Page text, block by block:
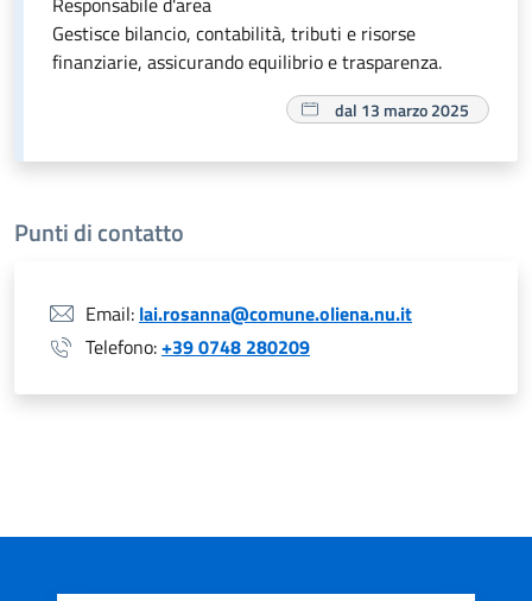
Gestisce bilancio, contabilità, tributi e risorse
finanziarie, assicurando equilibrio e trasparenza.
dal 13 marzo 2025
Punti di contatto
Email: lai.rosanna@comune.oliena.nu.it
Telefono:+39 0748 280209